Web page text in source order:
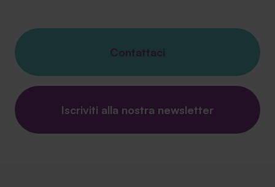
Contattaci
Iscriviti alla nostra newsletter